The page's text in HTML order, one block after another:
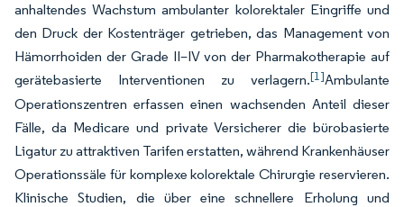
anhaltendes Wachstum ambulanter kolorektaler Eingriffe und
den Druck der Kostenträger getrieben, das Management von
Hämorrhoiden der Grade II–IV von der Pharmakotherapie auf
gerätebasierte Interventionen zu verlagern.[1]Ambulante
Operationszentren erfassen einen wachsenden Anteil dieser
Fälle, da Medicare und private Versicherer die bürobasierte
Ligatur zu attraktiven Tarifen erstatten, während Krankenhäuser
Operationssäle für komplexe kolorektale Chirurgie reservieren.
Klinische Studien, die über eine schnellere Erholung und